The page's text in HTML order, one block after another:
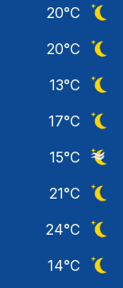
20°C
20°C
13°C
17°C
15°C
21°C
24°C
14°C